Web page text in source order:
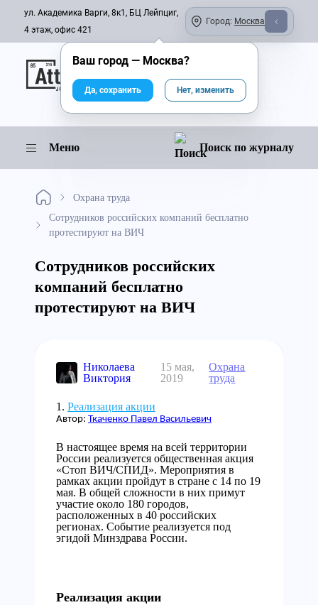
ул. Академика Варги, 8к1, БЦ Лейпциг,
4 этаж, офис 421
Город: Москва
Онлайн-журнал
Меню Поиск по журналу
Охрана труда
Сотрудников российских компаний бесплатно
протестируют на ВИЧ
Сотрудников российских
компаний бесплатно
протестируют на ВИЧ
Николаева
Виктория
15 мая,
2019
Охрана
труда
Реализация акции
Автор: Ткаченко Павел Васильевич
В настоящее время на всей территории
России реализуется общественная акция
«Стоп ВИЧ/СПИД». Мероприятия в
рамках акции пройдут в стране с 14 по 19
мая. В общей сложности в них примут
участие около 180 городов,
расположенных в 40 российских
регионах. Событие реализуется под
эгидой Минздрава России.
Реализация акции
Ваш город — Москва?
Да, сохранить Нет, изменить